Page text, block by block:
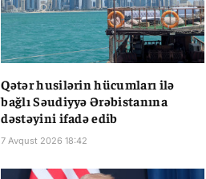
Qətər husilərin hücumları ilə
bağlı Səudiyyə Ərəbistanına
dəstəyini ifadə edib
7 Avqust 2026 18:42